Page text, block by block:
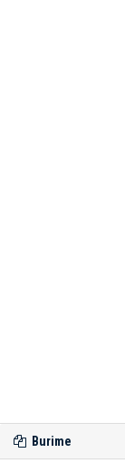
Burime